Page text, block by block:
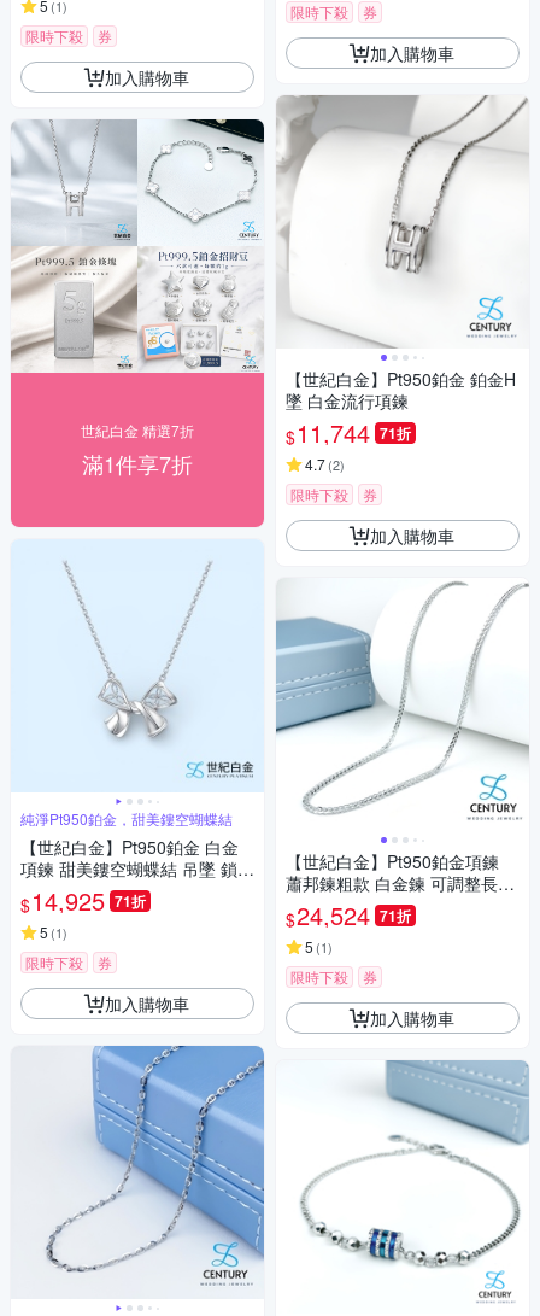
5 (1)
限時下殺 券
加入購物車
世紀白金 精選7折
滿1件享7折
純淨Pt950鉑金，甜美鏤空蝴蝶結
【世紀白金】Pt950鉑金 白金
項鍊 甜美鏤空蝴蝶結 吊墜 鎖骨
鍊 送禮推薦
$14,925 71折
5 (1)
限時下殺 券
加入購物車
限時下殺 券
加入購物車
【世紀白金】Pt950鉑金 鉑金H
墜 白金流行項鍊
$11,744 71折
4.7(2)
限時下殺 券
加入購物車
【世紀白金】Pt950鉑金項鍊
蕭邦鍊粗款 白金鍊 可調整長度
46~48.5cm
$24,524 71折
5 (1)
限時下殺 券
加入購物車